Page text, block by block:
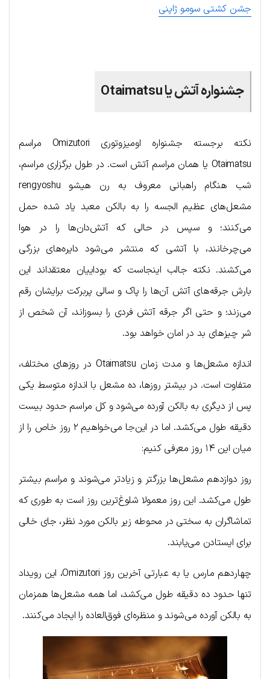
جشن کشتی سومو ژاپنی
جشنواره آتش یا Otaimatsu
نکته برجسته جشنواره اومیزوتوری Omizutori مراسم
Otaimatsu یا همان مراسم آتش است. در طول برگزاری مراسم،
شب هنگام‌ راهبانی معروف به رن هیشو rengyoshu
مشعل‌های عظیم الجسه را به بالکن معبد یاد شده حمل
می‌کنند؛ و سپس در حالی که آتش‌دان‌ها را در هوا
می‌چرخانند، با آتشی که منتشر می‌شود دایره‌های بزرگی
می‌کشند. نکته جالب اینجاست که بوداییان معتقد‌اند این
بارش جرقه‌های آتش آن‌ها را پاک و سالی پربرکت برایشان رقم
می‌زند؛ و حتی اگر جرقه آتش فردی را بسوزاند، آن شخص از
شر چیزهای بد در امان خواهد بود.
اندازه مشعل‌ها و مدت زمان Otaimatsu در روزهای مختلف،
متفاوت است. در بیشتر روزها، ده مشعل با اندازه متوسط یکی
پس از دیگری به بالکن آورده می‌شود و کل مراسم حدود بیست
دقیقه طول می‌کشد. اما در این‌جا می‌خواهیم ۲ روز خاص را از
میان این ۱۴ روز معرفی کنیم:
روز دوازدهم مشعل‌ها بزرگتر و زیادتر می‌شوند و مراسم بیشتر
طول می‌کشد. این روز معمولا شلوغ‌ترین روز است به طوری که
تماشاگران به سختی در محوطه زیر بالکن مورد نظر، جای خالی
برای ایستادن می‌یابند.
چهاردهم مارس یا به عبارتی آخرین روز Omizutori، این رویداد
تنها حدود ده دقیقه طول می‌کشد، اما همه مشعل‌ها همزمان
به بالکن آورده می‌شوند و منظره‌ای فوق‌العاده‌ را ایجاد می‌کنند.